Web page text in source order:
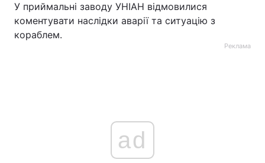
У приймальні заводу УНІАН відмовилися
коментувати наслідки аварії та ситуацію з
кораблем.
Реклама
ad